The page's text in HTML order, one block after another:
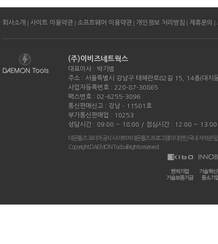
회사소개 | 사이트 이용약관 | 소프트웨어 이용약관 | 개인정보 처리방침 | 제휴문의 |
(주)이비즈네트웍스
대표이사 : 박기범
주소 : 서울특별시 강남구 테헤란로82길 15, 14층(대치
사업자등록번호 : 220-87-30865
팩스번호 : 02-6255-3096
통신판매신고 : 강남 - 11501호
부가통신판매업 : 10253
상담시간 : 09:00 ~ 18:00 / 점심시간 : 12:00 ~ 13:00
데몬툴즈 코리아 공식 사이트며 데몬툴즈 프로그램의 대한민국내 저작권
Copyright DAEMON Tools all rights reserved.